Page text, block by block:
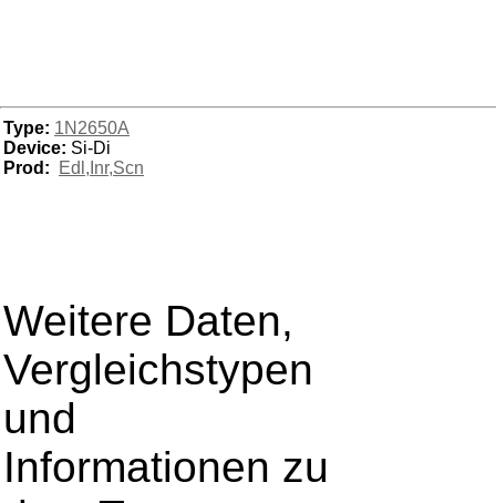
Type: 1N2650A
Device: Si-Di
Prod:
Edl,Inr,Scn
Weitere Daten,
Vergleichstypen
und
Informationen zu